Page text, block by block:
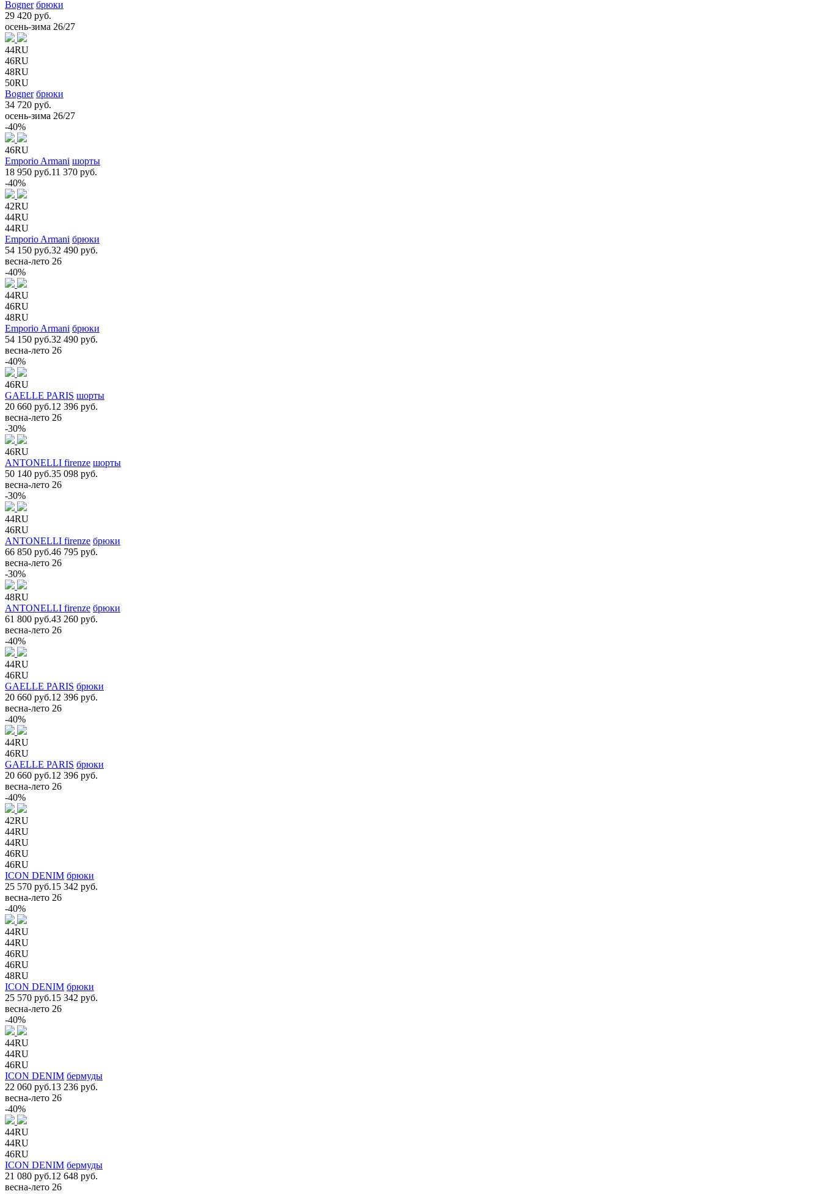
Bogner брюки
29 420 руб.
осень-зима 26/27
44RU
46RU
48RU
50RU
Bogner брюки
34 720 руб.
осень-зима 26/27
-40%
46RU
Emporio Armani шорты
18 950 руб.11 370 руб.
-40%
42RU
44RU
44RU
Emporio Armani брюки
54 150 руб.32 490 руб.
весна-лето 26
-40%
44RU
46RU
48RU
Emporio Armani брюки
54 150 руб.32 490 руб.
весна-лето 26
-40%
46RU
GAELLE PARIS шорты
20 660 руб.12 396 руб.
весна-лето 26
-30%
46RU
ANTONELLI firenze шорты
50 140 руб.35 098 руб.
весна-лето 26
-30%
44RU
46RU
ANTONELLI firenze брюки
66 850 руб.46 795 руб.
весна-лето 26
-30%
48RU
ANTONELLI firenze брюки
61 800 руб.43 260 руб.
весна-лето 26
-40%
44RU
46RU
GAELLE PARIS брюки
20 660 руб.12 396 руб.
весна-лето 26
-40%
44RU
46RU
GAELLE PARIS брюки
20 660 руб.12 396 руб.
весна-лето 26
-40%
42RU
44RU
44RU
46RU
46RU
ICON DENIM брюки
25 570 руб.15 342 руб.
весна-лето 26
-40%
44RU
44RU
46RU
46RU
48RU
ICON DENIM брюки
25 570 руб.15 342 руб.
весна-лето 26
-40%
44RU
44RU
46RU
ICON DENIM бермуды
22 060 руб.13 236 руб.
весна-лето 26
-40%
44RU
44RU
46RU
ICON DENIM бермуды
21 080 руб.12 648 руб.
весна-лето 26